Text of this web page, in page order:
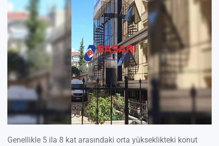
Genellikle 5 ila 8 kat arasındaki orta yükseklikteki konut